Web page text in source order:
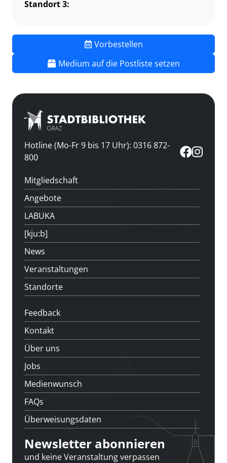
Standort 3:
Vorbestellen
Medium auf die Postliste setzen
Hotline (Mo-Fr 9 bis 17 Uhr): 0316 872-
800
Mitgliedschaft
Angebote
LABUKA
[kju:b]
News
Veranstaltungen
Standorte
Feedback
Kontakt
Über uns
Jobs
Medienwunsch
FAQs
Überweisungsdaten
Newsletter abonnieren
und keine Veranstaltung verpassen